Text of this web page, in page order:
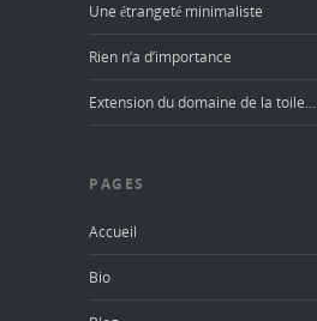
Une étrangeté minimaliste
Rien n’a d’importance
Extension du domaine de la toile…
PAGES
Accueil
Bio